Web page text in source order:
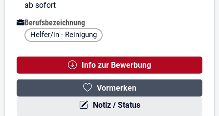
ab sofort
Berufsbezeichnung
Helfer/in - Reinigung
Info zur Bewerbung
Vormerken
Notiz / Status